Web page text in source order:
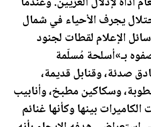
يجرف الأحياء في شمال
الإعلام لقطات لجنود
بـ»أسلحة مُسلّمة
صدئة، وقنابل قديمة،
وسكاكين مطبخ، وأنابيب
بينها وكأنها غنائم